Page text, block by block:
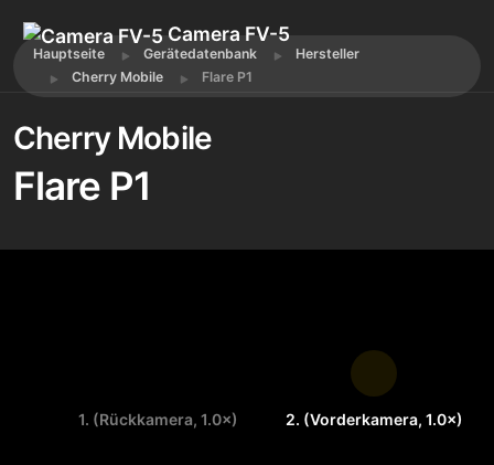
Camera FV-5
Hauptseite Gerätedatenbank
Hersteller
Cherry Mobile
Flare P1
Cherry Mobile
Flare P1
1. (Rückkamera, 1.0×) 2. (Vorderkamera, 1.0×)